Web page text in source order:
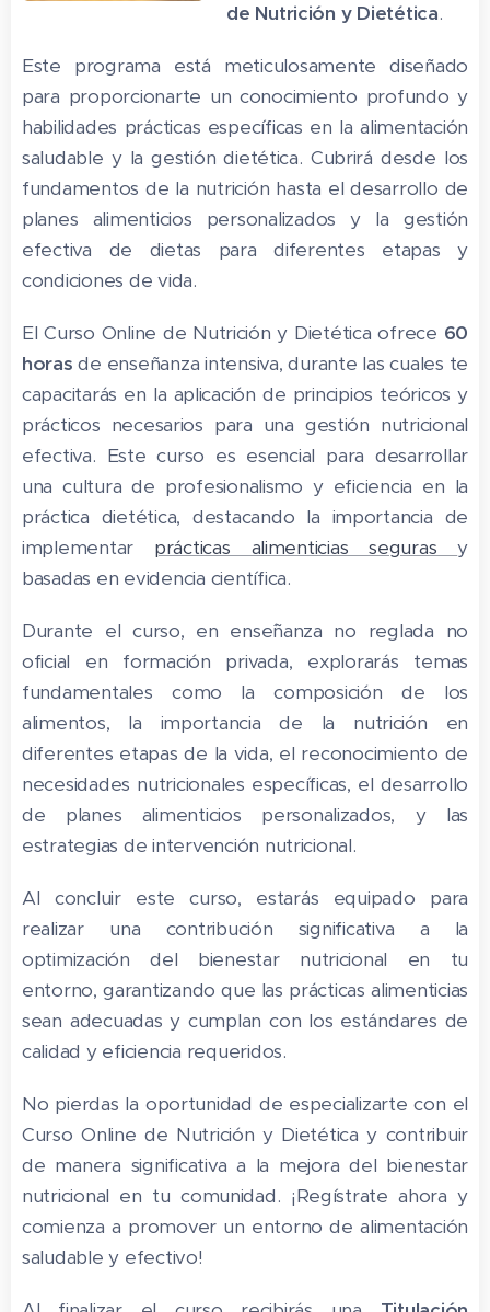
de Nutrición y Dietética.
Este programa está meticulosamente diseñado
para proporcionarte un conocimiento profundo y
habilidades prácticas específicas en la alimentación
saludable y la gestión dietética. Cubrirá desde los
fundamentos de la nutrición hasta el desarrollo de
planes alimenticios personalizados y la gestión
efectiva de dietas para diferentes etapas y
condiciones de vida.
El Curso Online de Nutrición y Dietética ofrece 60
horas de enseñanza intensiva, durante las cuales te
capacitarás en la aplicación de principios teóricos y
prácticos necesarios para una gestión nutricional
efectiva. Este curso es esencial para desarrollar
una cultura de profesionalismo y eficiencia en la
práctica dietética, destacando la importancia de
implementar prácticas alimenticias segurasy
basadas en evidencia científica.
Durante el curso, en ense´ñanza no reglada no
oficial en formación privada, explorarás temas
fundamentales como la composición de los
alimentos, la importancia de la nutrición en
diferentes etapas de la vida, el reconocimiento de
necesidades nutricionales específicas, el desarrollo
de planes alimenticios personalizados, y las
estrategias de intervención nutricional.
Al concluir este curso, estarás equipado para
realizar una contribución significativa a la
optimización del bienestar nutricional en tu
entorno, garantizando que las prácticas alimenticias
sean adecuadas y cumplan con los estándares de
calidad y eficiencia requeridos.
No pierdas la oportunidad de especializarte con el
Curso Online de Nutrición y Dietética y contribuir
de manera significativa a la mejora del bienestar
nutricional en tu comunidad. ¡Regístrate ahora y
comienza a promover un entorno de alimentación
saludable y efectivo!